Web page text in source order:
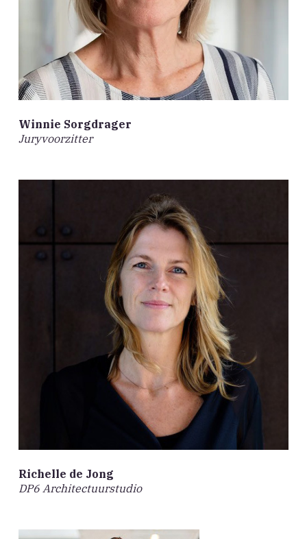
Winnie Sorgdrager
Juryvoorzitter
Richelle de Jong
DP6 Architectuurstudio